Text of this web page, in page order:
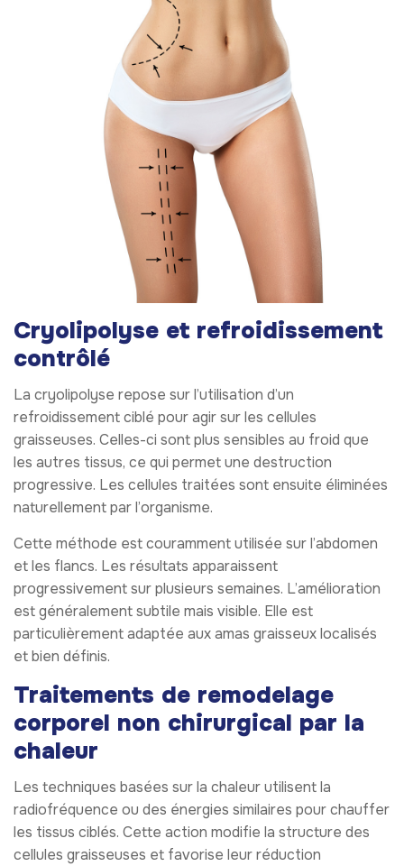
Cryolipolyse et refroidissement
contrôlé
La cryolipolyse repose sur l’utilisation d’un
refroidissement ciblé pour agir sur les cellules
graisseuses. Celles-ci sont plus sensibles au froid que
les autres tissus, ce qui permet une destruction
progressive. Les cellules traitées sont ensuite éliminées
naturellement par l’organisme.
Cette méthode est couramment utilisée sur l’abdomen
et les flancs. Les résultats apparaissent
progressivement sur plusieurs semaines. L’amélioration
est généralement subtile mais visible. Elle est
particulièrement adaptée aux amas graisseux localisés
et bien définis.
Traitements de remodelage
corporel non chirurgical par la
chaleur
Les techniques basées sur la chaleur utilisent la
radiofréquence ou des énergies similaires pour chauffer
les tissus ciblés. Cette action modifie la structure des
cellules graisseuses et favorise leur réduction